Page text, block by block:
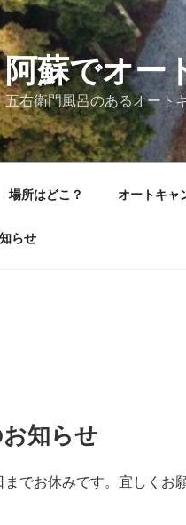
阿蘇でオー
五右衛門風呂のあるオート
場所はどこ？ オートキャ
らせ
知らせ
でお休みです。宜しくお